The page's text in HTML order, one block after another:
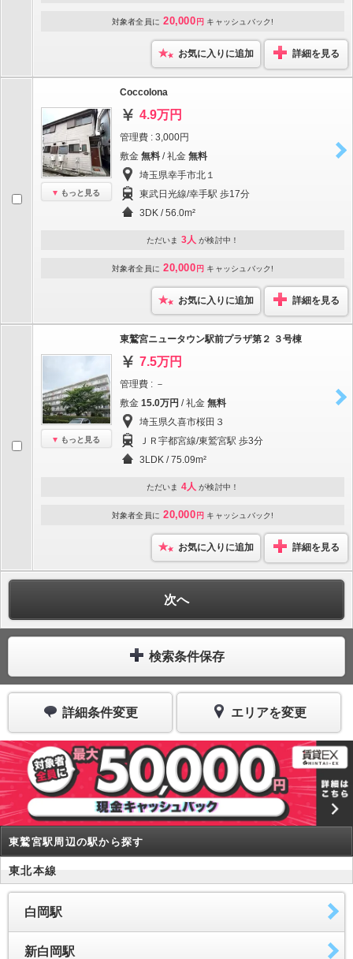
対象者全員に 20,000 円 キャッシュバック!
お気に入りに追加 詳細を見る
もっと見る
Coccolona
4.9万円
管理費 : 3,000円
敷金 無料 / 礼金 無料
埼玉県幸手市北１
東武日光線/幸手駅 歩17分
3DK / 56.0m²
ただいま 3人 が検討中！
対象者全員に 20,000 円 キャッシュバック!
お気に入りに追加 詳細を見る
もっと見る
東鷲宮ニュータウン駅前プラザ第２ ３号棟
7.5万円
管理費 : －
敷金 15.0万円 / 礼金 無料
埼玉県久喜市桜田３
ＪＲ宇都宮線/東鷲宮駅 歩3分
3LDK / 75.09m²
ただいま 4人 が検討中！
対象者全員に 20,000 円 キャッシュバック!
お気に入りに追加 詳細を見る
次へ
検索条件保存
詳細条件変更 エリアを変更
東鷲宮駅周辺の駅から探す
東北本線
白岡駅
新白岡駅